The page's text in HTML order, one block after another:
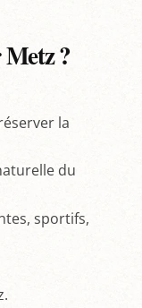
?
la
du
sportifs,